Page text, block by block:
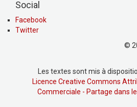
Social
Facebook
Twitter
©
Les textes sont mis à
Licence Creative Commons
Commerciale - Partage dans